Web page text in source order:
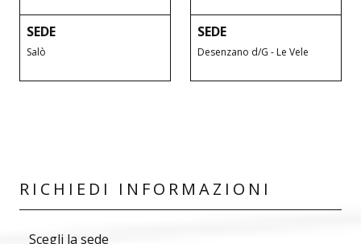
SEDE
Salò
SEDE
Desenzano d/G - Le Vele
RICHIEDI INFORMAZIONI
Scegli la sede